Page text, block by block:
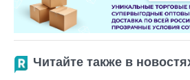
Читайте также в